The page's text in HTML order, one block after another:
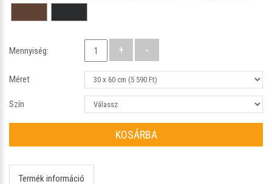
Mennyiség:
Méret
Szín
KOSÁRBA
Termék információ